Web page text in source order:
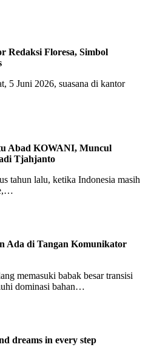
Redaksi Floresa, Simbol
5 Juni 2026, suasana di kantor
Abad KOWANI, Muncul
Tjahjanto
tahun lalu, ketika Indonesia masih
Ada di Tangan Komunikator
memasuki babak besar transisi
dominasi bahan…
dreams in every step